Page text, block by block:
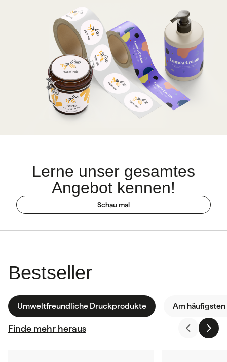
Lerne unser gesamtes
Angebot kennen!
Schau mal
Bestseller
Umweltfreundliche Druckprodukte Am
Finde mehr heraus